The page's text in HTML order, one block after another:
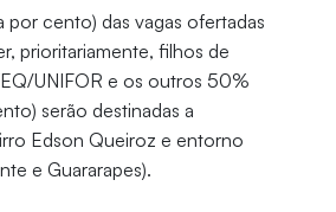
cento) das vagas ofertadas
prioritariamente, filhos de
UNIFOR e os outros 50%
serão destinadas a
Edson Queiroz e entorno
e Guararapes).